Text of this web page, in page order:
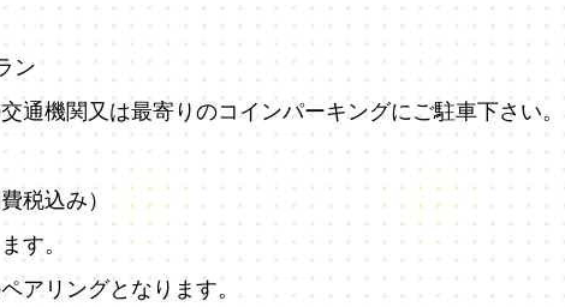
ン
通機関又は最寄りのコインパーキングにご駐車下さい。
税込み）
す。
アリングとなります。